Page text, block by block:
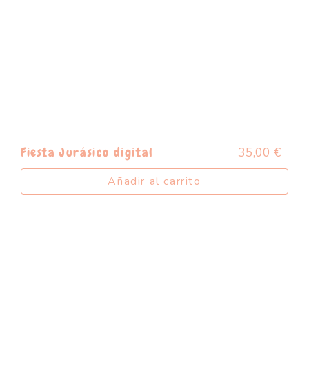
Fiesta Jurásico digital 35,00€
Añadir al carrito